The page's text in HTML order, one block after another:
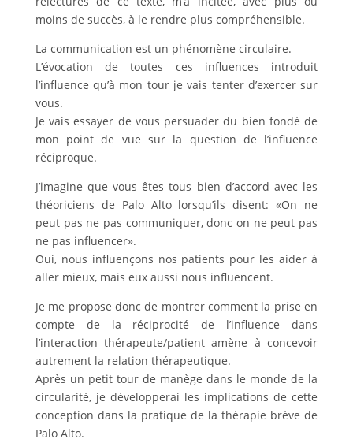
moins de succès, à le rendre plus compréhensible.
La communication est un phénomène circulaire.
L’évocation de toutes ces influences introduit
l’influence qu’à mon tour je vais tenter d’exercer sur
vous.
Je vais essayer de vous persuader du bien fondé de
mon point de vue sur la question de l’influence
réciproque.
J’imagine que vous êtes tous bien d’accord avec les
théoriciens de Palo Alto lorsqu’ils disent: «On ne
peut pas ne pas communiquer, donc on ne peut pas
ne pas influencer».
Oui, nous influençons nos patients pour les aider à
aller mieux, mais eux aussi nous influencent.
Je me propose donc de montrer comment la prise en
compte de la réciprocité de l’influence dans
l’interaction thérapeute/patient amène à concevoir
autrement la relation thérapeutique.
Après un petit tour de manège dans le monde de la
circularité, je développerai les implications de cette
conception dans la pratique de la thérapie brève de
Palo Alto.